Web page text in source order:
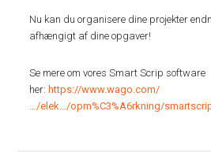
Nu kan du organisere dine projekter
afhængigt af dine opgaver!
Se mere om vores Smart Scrip software
her: https://www.wago.com/
…/elek…/opm%C3%A6rkning/